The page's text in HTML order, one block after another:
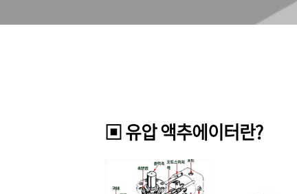
▣ 유압 액추에이터란?